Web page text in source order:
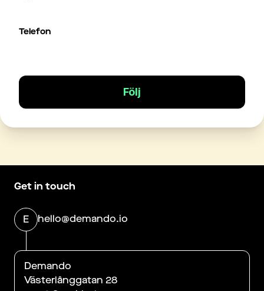
Telefon
Följ
Get in touch
E hello@demando.io
Demando
Västerlånggatan 28